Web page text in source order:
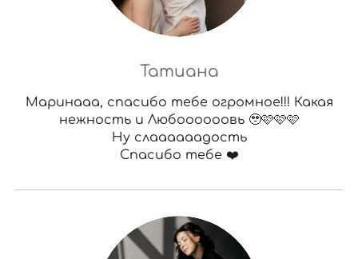
Татиана
Маринааа, спасибо тебе огромное!!! Какая
нежность и Любоооооовь 🥹🩷🩷🩷
Ну слаааааадость
Спасибо тебе ❤️